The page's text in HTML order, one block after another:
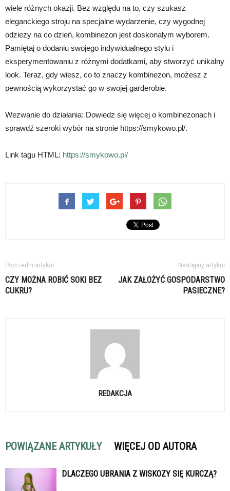
wiele różnych okazji. Bez względu na to, czy szukasz
eleganckiego stroju na specjalne wydarzenie, czy wygodnej
odzieży na co dzień, kombinezon jest doskonałym wyborem.
Pamiętaj o dodaniu swojego indywidualnego stylu i
eksperymentowaniu z różnymi dodatkami, aby stworzyć unikalny
look. Teraz, gdy wiesz, co to znaczy kombinezon, możesz z
pewnością wykorzystać go w swojej garderobie.
Wezwanie do działania: Dowiedz się więcej o kombinezonach i
sprawdź szeroki wybór na stronie https://smykowo.pl/.
Link tagu HTML: https://smykowo.pl/
Poprzedni artykuł
CZY MOŻNA ROBIĆ SOKI BEZ
CUKRU?
Następny artykuł
JAK ZAŁOŻYĆ GOSPODARSTWO
PASIECZNE?
REDAKCJA
POWIĄZANE ARTYKUŁY WIĘCEJ OD AUTORA
DLACZEGO UBRANIA Z WISKOZY SIĘ KURCZĄ?